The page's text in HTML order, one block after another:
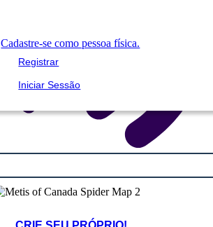
Cadastre-se como pessoa física.
Registrar
Iniciar Sessão